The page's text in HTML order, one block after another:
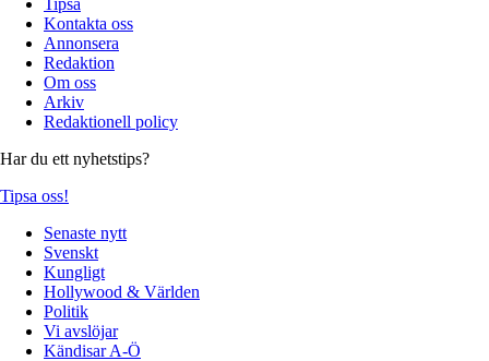
Tipsa
Kontakta oss
Annonsera
Redaktion
Om oss
Arkiv
Redaktionell policy
Har du ett nyhetstips?
Tipsa oss!
Senaste nytt
Svenskt
Kungligt
Hollywood & Världen
Politik
Vi avslöjar
Kändisar A-Ö